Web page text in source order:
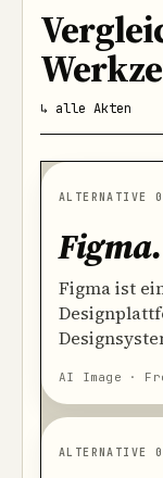
↳ alle Akten
ALTERNATIVE
Figma.
Figma ist
AI Image ·
ALTERNATIVE